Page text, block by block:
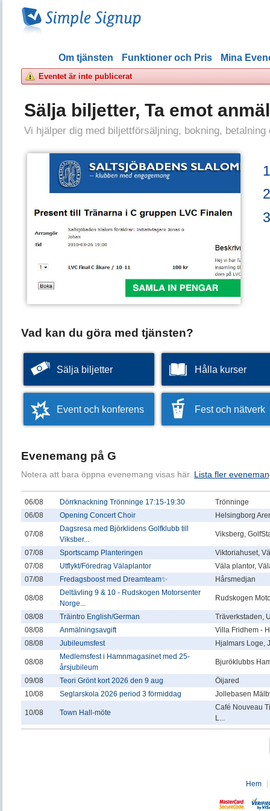
Om tjänsten Funktioner och Pris Mina
Eventet är inte publicerat
Sälja biljetter, Ta emot
Vi hjälper dig med biljettförsäljning, bokning,
Vad kan du göra med tjänsten?
Sälja biljetter Hålla kurser
Event och konferens Fest och nätverk
Evenemang på G
Notera att bara öppna evenemang visas här. Lista fler
06/08 Dörrknackning Trönninge 17:15-19:30
Trönninge
06/08
Opening Concert Choir Helsingborg
07/08
Dagsresa med Björklidens Golfklubb till
Viksber...
Viksberg,
07/08 Sportscamp Planteringen
Viktoriahuset,
07/08
Utflykt/Föredrag Välaplantor
Väla plantor,
07/08
Fredagsboost med Dreamteam✨ Hårsmedjan
08/08
Deltävling 9 & 10 - Rudskogen Motorsenter
Norge...
Rudskogen
08/08 Träintro English/German
Träverkstaden,
08/08
Anmälningsavgift
Villa Fridhem -
08/08
Jubileumsfest Hjalmars Loge,
08/08
Medlemsfest i Hamnmagasinet med 25-
årsjubileum
Bjuröklubbs
09/08 Teori Grönt kort 2026 den 9 aug
Öijared
10/08
Seglarskola 2026 period 3 förmiddag Jollebasen
10/08 Town Hall-möte
Café Nouveau
L...
Hem